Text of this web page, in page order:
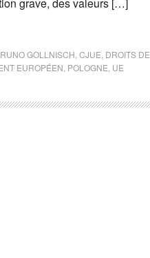
GOLLNISCH CJUE DROITS DE
EUROPÉEN POLOGNE UE